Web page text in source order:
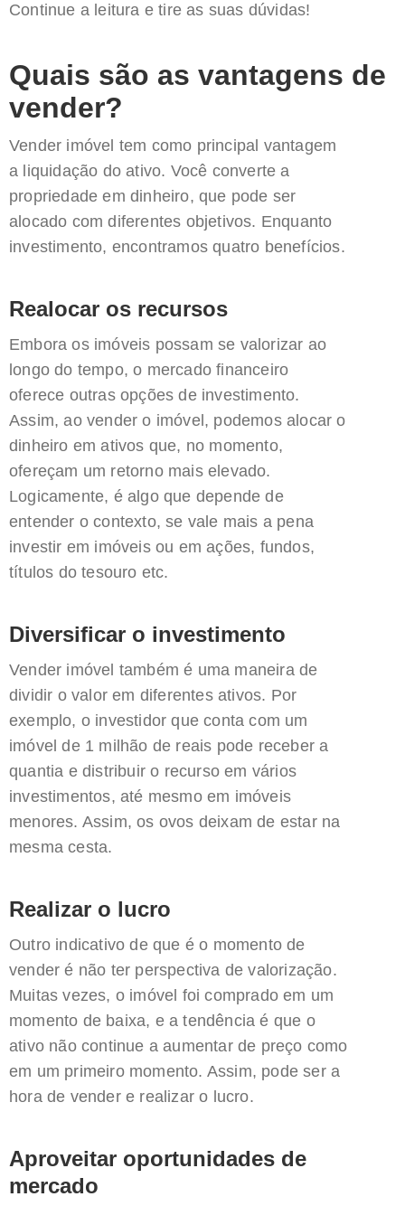
Continue a leitura e tire as suas dúvidas!
Quais são as vantagens de
vender?
Vender imóvel tem como principal vantagem
a liquidação do ativo. Você converte a
propriedade em dinheiro, que pode ser
alocado com diferentes objetivos. Enquanto
investimento, encontramos quatro benefícios.
Realocar os recursos
Embora os imóveis possam se valorizar ao
longo do tempo, o mercado financeiro
oferece outras opções de investimento.
Assim, ao vender o imóvel, podemos alocar o
dinheiro em ativos que, no momento,
ofereçam um retorno mais elevado.
Logicamente, é algo que depende de
entender o contexto, se vale mais a pena
investir em imóveis ou em ações, fundos,
títulos do tesouro etc.
Diversificar o investimento
Vender imóvel também é uma maneira de
dividir o valor em diferentes ativos. Por
exemplo, o investidor que conta com um
imóvel de 1 milhão de reais pode receber a
quantia e distribuir o recurso em vários
investimentos, até mesmo em imóveis
menores. Assim, os ovos deixam de estar na
mesma cesta.
Realizar o lucro
Outro indicativo de que é o momento de
vender é não ter perspectiva de valorização.
Muitas vezes, o imóvel foi comprado em um
momento de baixa, e a tendência é que o
ativo não continue a aumentar de preço como
em um primeiro momento. Assim, pode ser a
hora de vender e realizar o lucro.
Aproveitar oportunidades de
mercado